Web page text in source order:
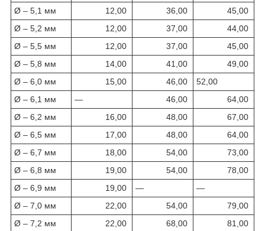
Ø – 5,1 мм 12,00 36,00
45,00
Ø – 5,2 мм
12,00 37,00
44,00
Ø – 5,5 мм
12,00 37,00
45,00
Ø – 5,8 мм
14,00 41,00
49,00
Ø – 6,0 мм
15,00 46,00
52,00
Ø – 6,1 мм
— 46,00
64,00
Ø – 6,2 мм
16,00 48,00
67,00
Ø – 6,5 мм
17,00 48,00
64,00
Ø – 6,7 мм
18,00 54,00
73,00
Ø – 6,8 мм
19,00 54,00
78,00
Ø – 6,9 мм
19,00 —
—
Ø – 7,0 мм
22,00 54,00
79,00
Ø – 7,2 мм
22,00 68,00
81,00